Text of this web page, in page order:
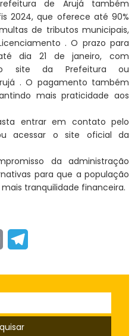
de Arujá também
2024, que oferece até 90%
de tributos municipais,
. O prazo para
dia 21 de janeiro, com
site da Prefeitura ou
. O pagamento também
mais praticidade aos
entrar em contato pelo
acessar o site oficial da
da administração
para que a população
tranquilidade financeira.
Email